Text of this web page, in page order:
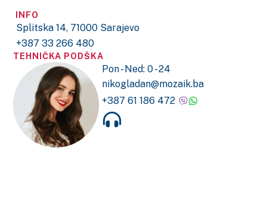
INFO
Splitska 14, 71000 Sarajevo
+387 33 266 480
TEHNIČKA PODŠKA
Pon - Ned: 0 - 24
nikogladan@mozaik.ba
+387 61 186 472